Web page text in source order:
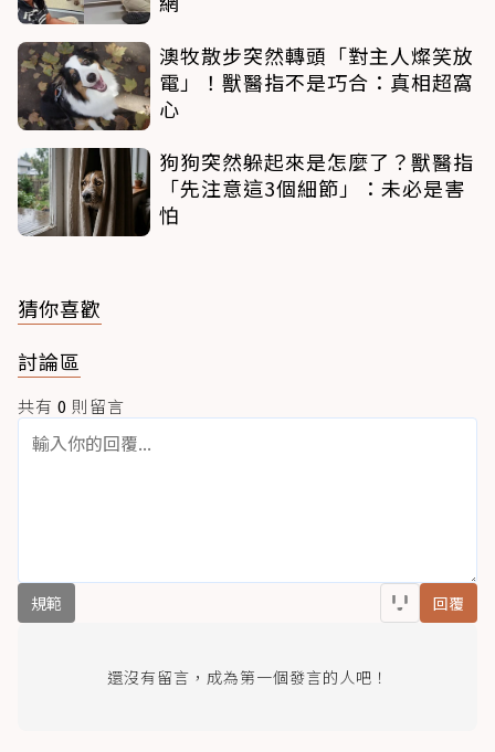
澳牧散步突然轉頭「對主人燦笑放
電」！獸醫指不是巧合：真相超窩
心
狗狗突然躲起來是怎麼了？獸醫指
「先注意這3個細節」：未必是害
怕
猜你喜歡
討論區
共有 0 則留言
規範 回覆
還沒有留言，成為第一個發言的人吧！